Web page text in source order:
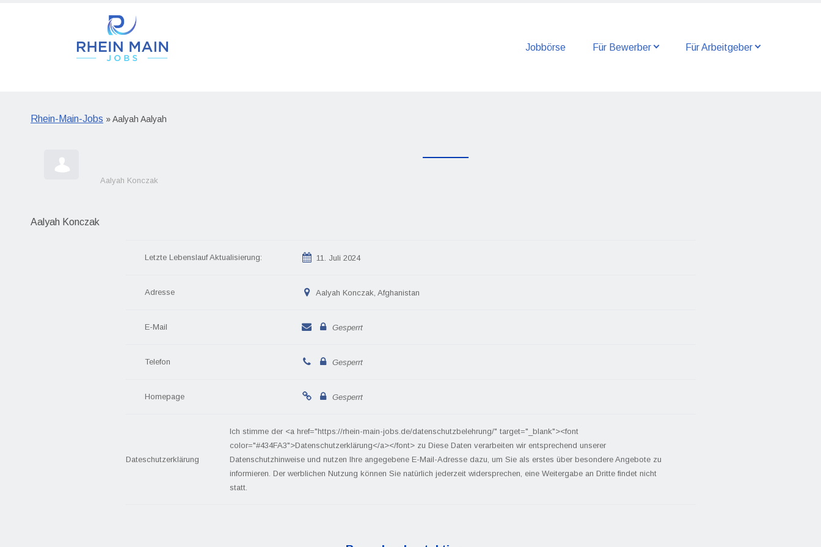
Jobbörse Für Bewerber Für Arbeitgeber
Rhein-Main-Jobs » Aalyah Aalyah
Aalyah Konczak
Aalyah Konczak
Letzte Lebenslauf Aktualisierung: 11. Juli 2024
Adresse Aalyah Konczak, Afghanistan
E-Mail Gesperrt
Telefon Gesperrt
Homepage Gesperrt
Dateschutzerklärung
Ich stimme der <a href="https://rhein-main-jobs.de/datenschutzbelehrung/" target="_blank"><font
color="#434FA3">Datenschutzerklärung</a></font> zu Diese Daten verarbeiten wir entsprechend unserer
Datenschutzhinweise und nutzen Ihre angegebene E-Mail-Adresse dazu, um Sie als erstes über besondere Angebote zu
informieren. Der werblichen Nutzung können Sie natürlich jederzeit widersprechen, eine Weitergabe an Dritte findet nicht
statt.